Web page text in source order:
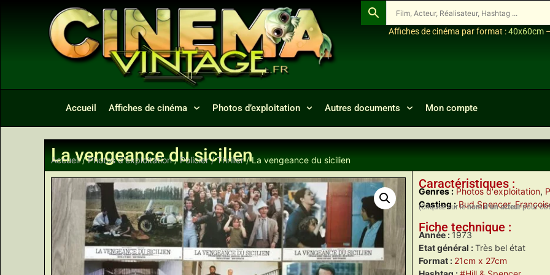
Affiches de cinéma par format :40x60cm –
Accueil Affiches de cinéma Photos d’exploitation Autres documents Mon compte
La vengeance du sicilien
Accueil/Photos d'exploitation/Policier / Thriller/ La vengeance du sicilien
Caractéristiques :
Genres : Photos d'exploitation,
Casting : Bud Spencer,
(Cliquez sur lenom d’un acteurpour
Fiche technique :
Année : 1973
Etat général :Très bel état
Format : 21cm x 27cm